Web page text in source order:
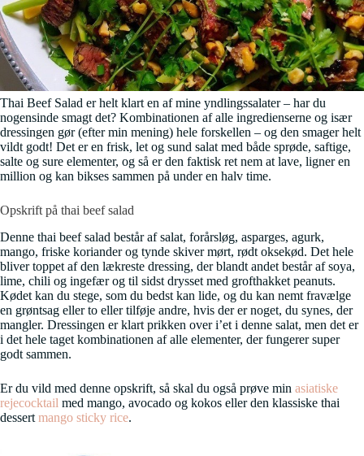
Thai Beef Salad er helt klart en af mine yndlingssalater – har du
nogensinde smagt det? Kombinationen af alle ingredienserne og især
dressingen gør (efter min mening) hele forskellen – og den smager helt
vildt godt! Det er en frisk, let og sund salat med både sprøde, saftige,
salte og sure elementer, og så er den faktisk ret nem at lave, ligner en
million og kan bikses sammen på under en halv time.
Opskrift på thai beef salad
Denne thai beef salad består af salat, forårsløg, asparges, agurk,
mango, friske koriander og tynde skiver mørt, rødt oksekød. Det hele
bliver toppet af den lækreste dressing, der blandt andet består af soya,
lime, chili og ingefær og til sidst drysset med grofthakket peanuts.
Kødet kan du stege, som du bedst kan lide, og du kan nemt fravælge
en grøntsag eller to eller tilføje andre, hvis der er noget, du synes, der
mangler. Dressingen er klart prikken over i’et i denne salat, men det er
i det hele taget kombinationen af alle elementer, der fungerer super
godt sammen.
Er du vild med denne opskrift, så skal du også prøve min asiatiske
rejecocktail med mango, avocado og kokos eller den klassiske thai
dessert mango sticky rice.